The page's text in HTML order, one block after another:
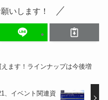
いします！
ます！ラインナップは今後増
、イベント関連資